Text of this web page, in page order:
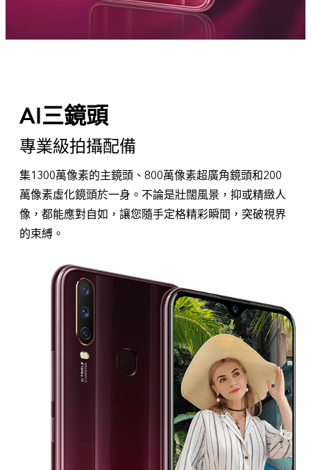
AI三鏡頭
專業級拍攝配備
集1300萬像素的主鏡頭、800萬像素超廣角鏡頭和200
萬像素虛化鏡頭於一身。不論是壯闊風景，抑或精緻人
像，都能應對自如，讓您隨手定格精彩瞬間，突破視界
的束縛。